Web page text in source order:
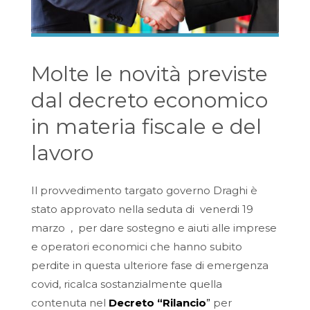
Molte le novità previste
dal decreto economico
in materia fiscale e del
lavoro
Il provvedimento targato governo Draghi è
stato approvato nella seduta di venerdi 19
marzo , per dare sostegno e aiuti alle imprese
e operatori economici che hanno subito
perdite in questa ulteriore fase di emergenza
covid, ricalca sostanzialmente quella
contenuta nel Decreto “Rilancio” per